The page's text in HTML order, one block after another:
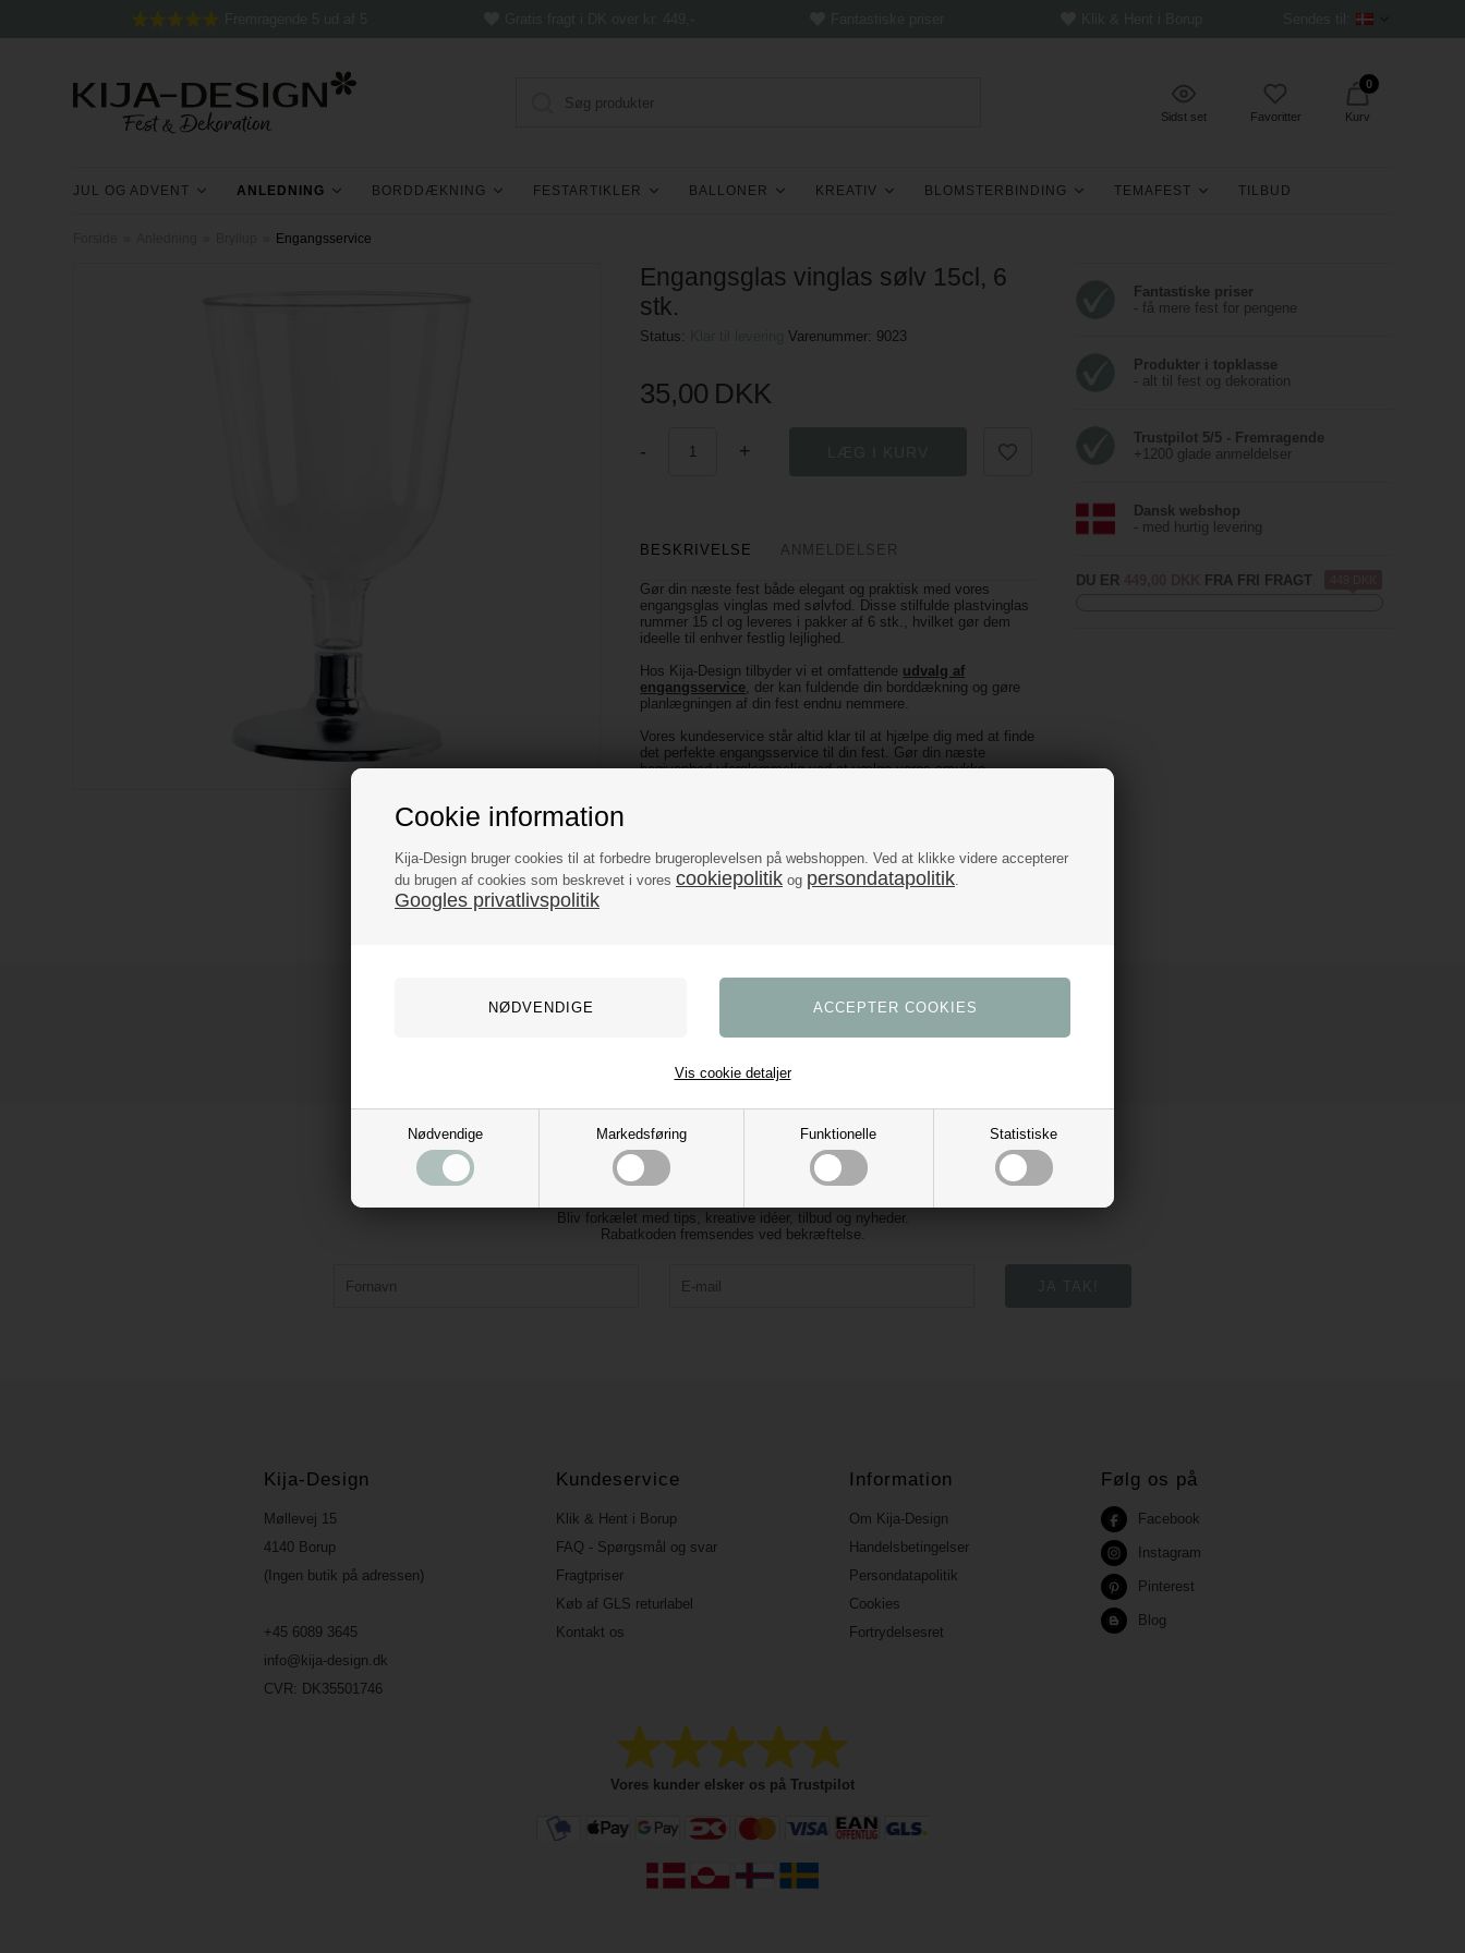
Cookie information
Kija-Design bruger cookies til at forbedre brugeroplevelsen på webshoppen. Ved at klikke videre accepterer
du brugen af cookies som beskrevet i vores cookiepolitik og persondatapolitik.
Googles privatlivspolitik
Nødvendige Markedsføring Funktionelle Statistiske
Vis cookie detaljer
Sidst set Favoritter
0
Kurv
JUL OG ADVENT ANLEDNING BORDDÆKNING FESTARTIKLER BALLONER KREATIV BLOMSTERBINDING TEMAFEST TILBUD
Engangsservice
Engangsglas vinglas sølv 15cl, 6
stk.
Status: Klar til leveringVarenummer: 9023
35,00 DKK
- +
BESKRIVELSE ANMELDELSER
Gør din næste fest både elegant og praktisk med vores
engangsglas vinglas med sølvfod. Disse stilfulde plastvinglas
rummer 15 cl og leveres i pakker af 6 stk., hvilket gør dem
ideelle til enhver festlig lejlighed.
Hos Kija-Design tilbyder vi et omfattende udvalg af
engangsservice, der kan fuldende din borddækning og gøre
planlægningen af din fest endnu nemmere.
Vores kundeservice står altid klar til at hjælpe dig med at finde
det perfekte engangsservice til din fest. Gør din næste
begivenhed uforglemmelig ved at vælge vores smukke
Mål: H: 11 cm
Indhold: 15 cl
Materiale: plast
Fantastiske priser
- få mere fest for pengene
Produkter i topklasse
- alt til fest og dekoration
Trustpilot 5/5 - Fremragende
+1200 glade anmeldelser
Dansk webshop
- med hurtig levering
DU ER FRA FRI FRAGT
Tilmeld vores nyhedsbrev og få 10% rabat
Bliv forkælet med tips, kreative idéer, tilbud og nyheder.
Rabatkoden fremsendes ved bekræftelse.
Kija-Design
Møllevej 15
4140 Borup
(Ingen butik på adressen)
+45 6089 3645
info@kija-design.dk
CVR: DK35501746
Kundeservice
Klik & Hent i Borup
FAQ - Spørgsmål og svar
Fragtpriser
Køb af GLS returlabel
Kontakt os
Information
Om Kija-Design
Handelsbetingelser
Persondatapolitik
Cookies
Fortrydelsesret
Følg os på
Facebook
Instagram
Pinterest
Blog
Vores kunder elsker os på Trustpilot